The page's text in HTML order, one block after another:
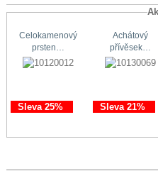
Celokamenový
prsten…
Sleva 25%
Achátový
přívěsek…
Sleva 21%